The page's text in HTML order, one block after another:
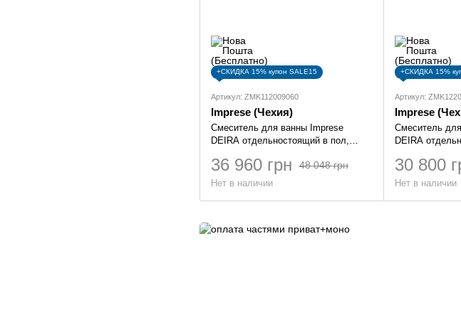
+СКИДКА 15% купон SALE15
Артикул: ZMK112009060
Imprese (Чехия)
Смеситель для ванны Imprese
DEIRA отдельностоящий в пол,
48 048 грн
36 960 грн
Нет в наличии
+СКИДКА 15%
Артикул:
Imprese
Смеситель
DEIRA
30 800
Нет в наличии